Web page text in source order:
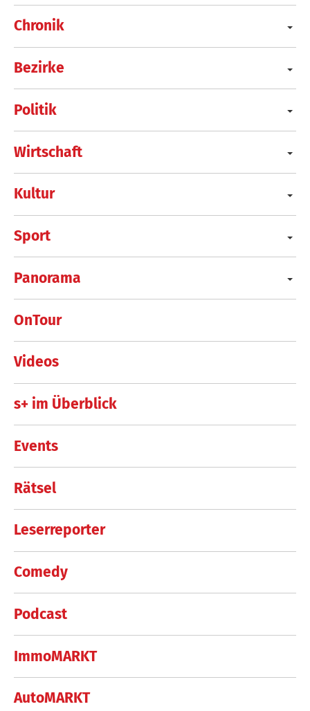
Chronik
Bezirke
Politik
Wirtschaft
Kultur
Sport
Panorama
OnTour
Videos
s+ im Überblick
Events
Rätsel
Leserreporter
Comedy
Podcast
ImmoMARKT
AutoMARKT